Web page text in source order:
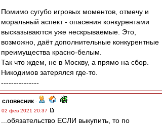
Помимо сугубо игровых моментов, отмечу и
моральный аспект - опасения конкурентами
высказываются уже нескрываемые. Это,
возможно, даёт дополнительные конкурентные
преимущества красно-белым.
Так что ждем, не в Москву, а прямо на сбор.
Никодимов затерялся где-то.
---------------
словесник -
02 фев 2021 20:37
...обязательство ЕСЛИ выкупить, то по